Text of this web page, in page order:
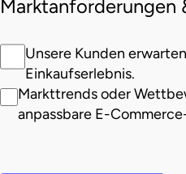
Marktanforderungen
Unsere Kunden
Einkaufserlebnis.
Markttrends oder
anpassbare E-